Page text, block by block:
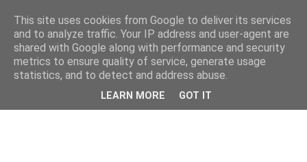
This site uses cookies from Google to deliver its services
and to analyze traffic. Your IP address and user-agent are
shared with Google along with performance and security
metrics to ensure quality of service, generate usage
statistics, and to detect and address abuse.
LEARN MORE GOT IT